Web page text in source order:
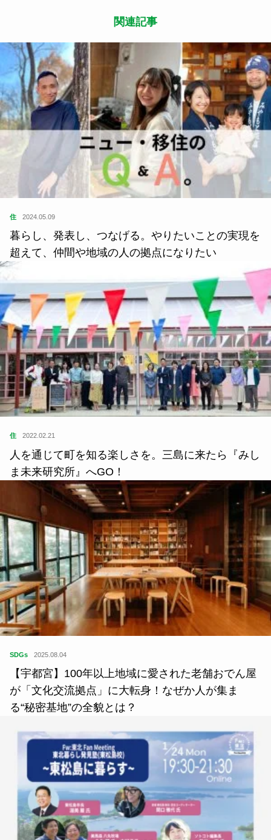
関連記事
住 2024.05.09
暮らし、発表し、つなげる。やりたいことの実現を
超えて、仲間や地域の人の拠点になりたい
住 2022.02.21
人を通じて町を知る楽しさを。三島に来たら『みし
ま未来研究所』へGO！
SDGs 2025.08.04
【宇都宮】100年以上地域に愛された老舗おでん屋
が「文化交流拠点」に大転身！なぜか人が集ま
る“秘密基地”の全貌とは？